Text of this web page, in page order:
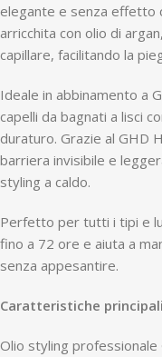
elegante e senza effetto
arricchita con olio di
capillare, facilitando la
Ideale in abbinamento a
capelli da bagnati a lisci
duraturo. Grazie al GHD
barriera invisibile e
styling a caldo.
Perfetto per tutti i tipi e
fino a 72 ore e aiuta a
senza appesantire.
Caratteristiche
Olio styling professionale